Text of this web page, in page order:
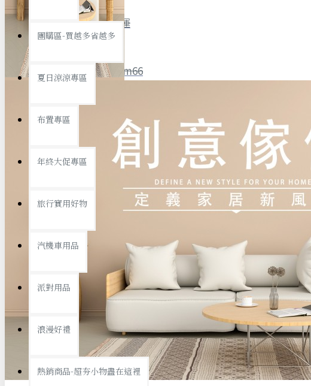
全館限時滿799免運
聯絡我們 ID : @ym66
優惠活動 最新活動
旅行收納
汽機車用品
查看更多
置物架/收納櫃
銅板精選
團購區-買越多省越多
夏日涼涼專區
布置專區
年終大促專區
旅行實用好物
汽機車用品
派對用品
浪漫好禮
熱銷商品-超夯小物盡在這裡